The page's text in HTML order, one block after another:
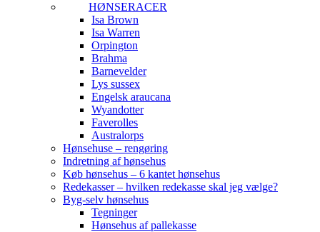
HØNSERACER
Isa Brown
Isa Warren
Orpington
Brahma
Barnevelder
Lys sussex
Engelsk araucana
Wyandotter
Faverolles
Australorps
Hønsehuse – rengøring
Indretning af hønsehus
Køb hønsehus – 6 kantet hønsehus
Redekasser – hvilken redekasse skal jeg vælge?
Byg-selv hønsehus
Tegninger
Hønsehus af pallekasse